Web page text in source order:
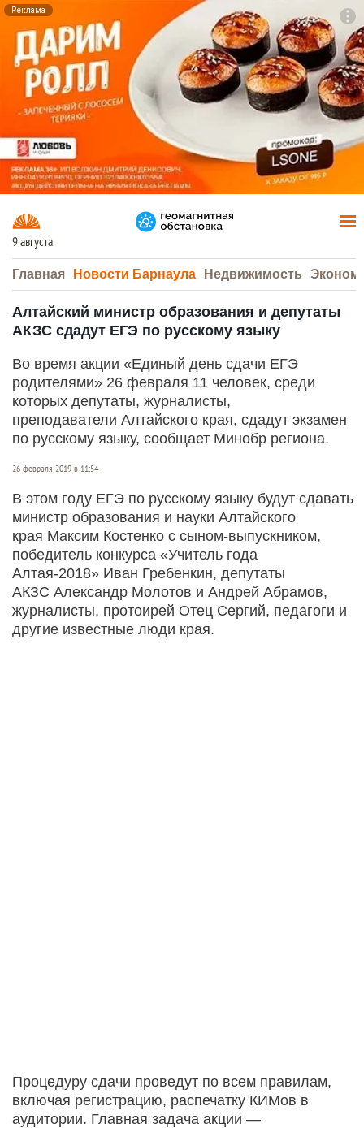
Реклама
9 августа
Главная Новости Барнаула Недвижимость
Алтайский министр образования и депутаты
АКЗС сдадут ЕГЭ по русскому языку
Во время акции «Единый день сдачи ЕГЭ
родителями» 26 февраля 11 человек, среди
которых депутаты, журналисты,
преподаватели Алтайского края, сдадут экзамен
по русскому языку, сообщает Минобр региона.
26 февраля 2019 в 11:54
В этом году ЕГЭ по русскому языку будут сдавать
министр образования и науки Алтайского
края Максим Костенко с сыном-выпускником,
победитель конкурса «Учитель года
Алтая-2018» Иван Гребенкин, депутаты
АКЗС Александр Молотов и Андрей Абрамов,
журналисты, протоирей Отец Сергий, педагоги и
другие известные люди края.
Процедуру сдачи проведут по всем правилам,
включая регистрацию, распечатку КИМов в
аудитории. Главная задача акции —